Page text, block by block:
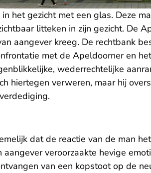
het gezicht met een glas. Deze
litteken in zijn gezicht. De
aangever kreeg. De rechtbank
met de Apeldoorner en
wederrechtelijke
hiertegen verweren, maar hij
dat de reactie van de man
veroorzaakte hevige
van een kopstoot op de